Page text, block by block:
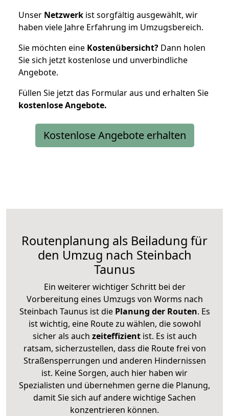
Unser Netzwerk ist sorgfältig ausgewählt, wir
haben viele Jahre Erfahrung im Umzugsbereich.
Sie möchten eine Kostenübersicht? Dann holen
Sie sich jetzt kostenlose und unverbindliche
Angebote.
Füllen Sie jetzt das Formular aus und erhalten Sie
kostenloseAngebote.
Kostenlose Angebote erhalten
Routenplanung als Beiladung für
den Umzug nach Steinbach
Taunus
Ein weiterer wichtiger Schritt bei der
Vorbereitung eines Umzugs von Worms nach
Steinbach Taunus ist diePlanung der Routen. Es
ist wichtig, eine Route zu wählen, die sowohl
sicher als auch zeiteffizientist. Es ist auch
ratsam, sicherzustellen, dass die Route frei von
Straßensperrungen und anderen Hindernissen
ist. Keine Sorgen, auch hier haben wir
Spezialisten und übernehmen gerne die Planung,
damit Sie sich auf andere wichtige Sachen
konzentrieren können.